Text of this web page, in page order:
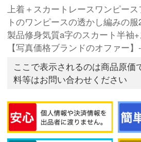
上着＋スカートレースワンピー
トのワンピースの透かし編みの
製品修身気質a字のスカート半袖
【写真価格ブランドのオファー】-
ここで表示されるのは商品原価
料等はお問い合わせください